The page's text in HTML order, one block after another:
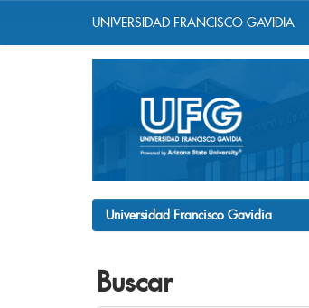
UNIVERSIDAD FRANCISCO GAVIDIA
Universidad Francisco Gavidia
Buscar